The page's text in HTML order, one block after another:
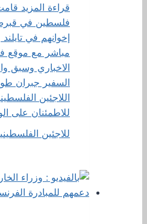
قراءة المزيد
فلسطين في قبرص
إخوانهم في
مباشر مع موقع
الاخباري وسبق
السفير جبران
اللاجئين
للاطمئنان على
للاجئين